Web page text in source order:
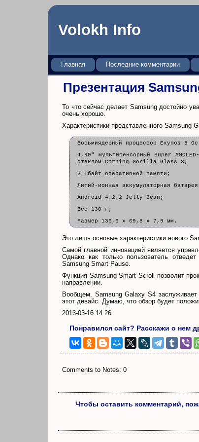
Volokh Info
Главная Последние комментарии
Презентация
То что сейчас делает Samsung достойно
очень хорошо.
Характеристики представленного Samsung
Восьмиядерный процессор Exynos 5
4,99" мультисенсорный Super
стеклом Corning Gorilla Glass 3;
2 Гбайт оперативной памяти;
Литий-ионная аккумуляторная
Android 4.2.2 Jelly Bean;
Вес 130 г;
Размер 136,6 x 69,8 x 7,9 мм.
Это лишь основые характеристики нового
Самой главной инновацией является
Однако как только пользователь
Samsung Smart Pause.
Функция Samsung Smart Scroll позволит
направлении.
Вообщем, Samsung Galaxy S4
этот девайс. Думаю, что обзор будет
2013-03-16 14:26
Понравился сайт? Расскажи о нем
Comments to Notes: 0
Чтобы оставить комментарий,